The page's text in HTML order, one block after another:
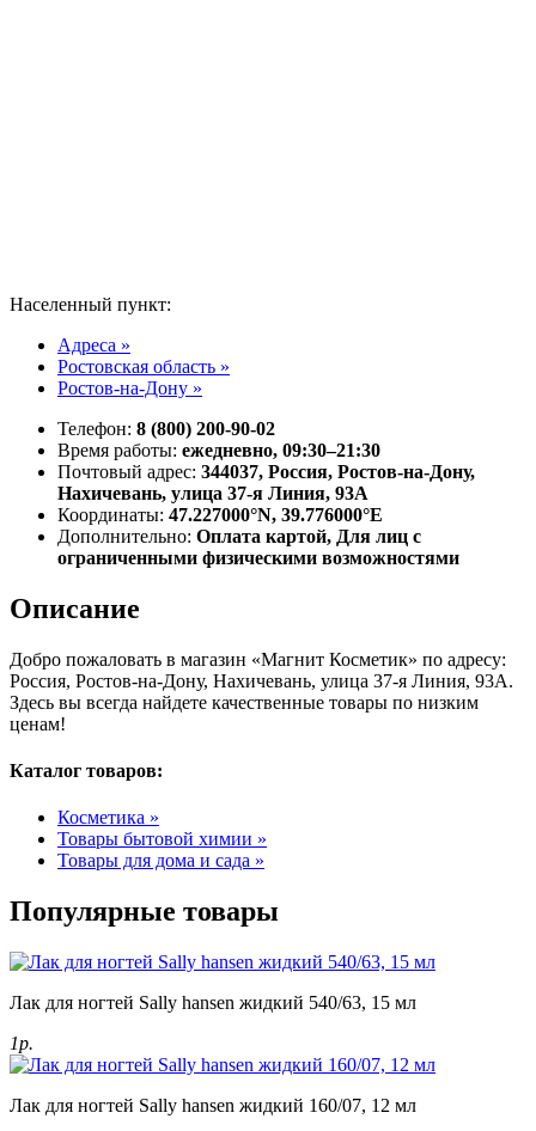
Населенный пункт:
Адреса »
Ростовская область »
Ростов-на-Дону »
Телефон: 8 (800) 200-90-02
Время работы: ежедневно, 09:30–21:30
Почтовый адрес: 344037, Россия, Ростов-на-Дону,
Нахичевань, улица 37-я Линия, 93А
Координаты: 47.227000°N, 39.776000°E
Дополнительно: Оплата картой, Для лиц с
ограниченными физическими возможностями
Описание
Добро пожаловать в магазин «Магнит Косметик» по адресу:
Россия, Ростов-на-Дону, Нахичевань, улица 37-я Линия, 93А.
Здесь вы всегда найдете качественные товары по низким
ценам!
Каталог товаров:
Косметика »
Товары бытовой химии »
Товары для дома и сада »
Популярные товары
Лак для ногтей Sally hansen жидкий 540/63, 15 мл
1р.
Лак для ногтей Sally hansen жидкий 160/07, 12 мл